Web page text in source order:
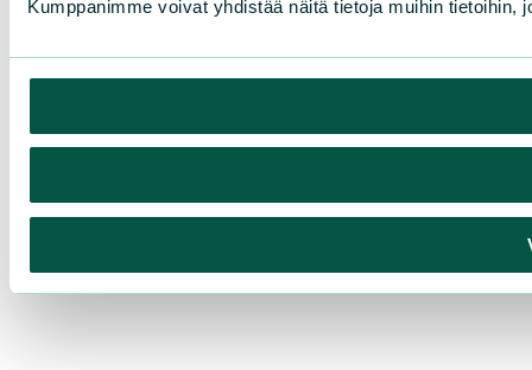
Kumppanimme voivat yhdistää näitä tietoja muihin tietoihin,